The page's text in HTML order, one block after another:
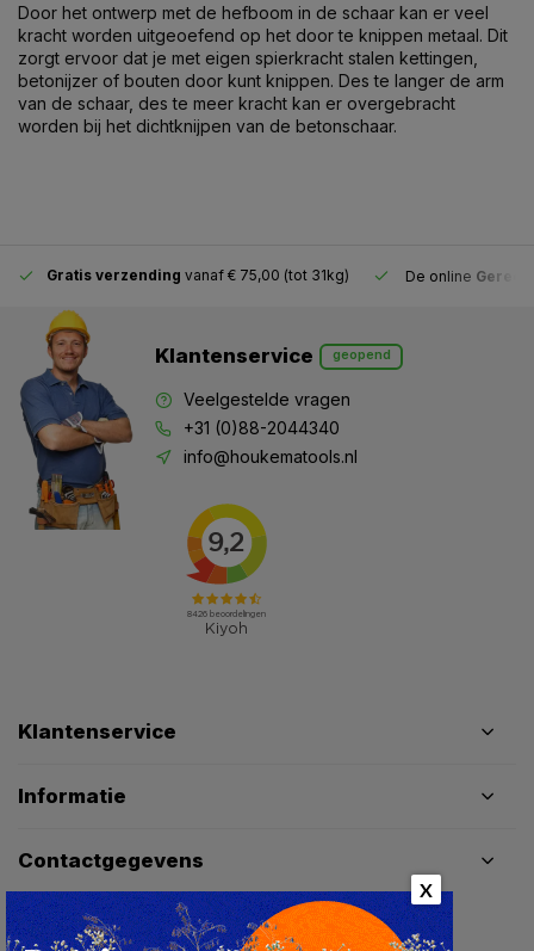
Door het ontwerp met de hefboom in de schaar kan er veel
kracht worden uitgeoefend op het door te knippen metaal. Dit
zorgt ervoor dat je met eigen spierkracht stalen kettingen,
betonijzer of bouten door kunt knippen. Des te langer de arm
van de schaar, des te meer kracht kan er overgebracht
worden bij het dichtknijpen van de betonschaar.
Gratis verzending vanaf € 75,00 (tot 31kg) De online
Klantenservice geopend
Veelgestelde vragen
+31 (0)88-2044340
info@houkematools.nl
Klantenservice
Informatie
Contactgegevens
X